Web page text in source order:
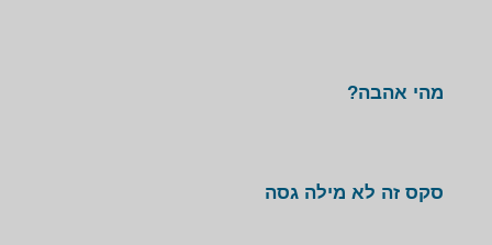
חלק מההכשרות של איריס בר און:
תואר ראשון בפסיכולוגיה
מהי אהבה?
סקס זה לא מילה גסה